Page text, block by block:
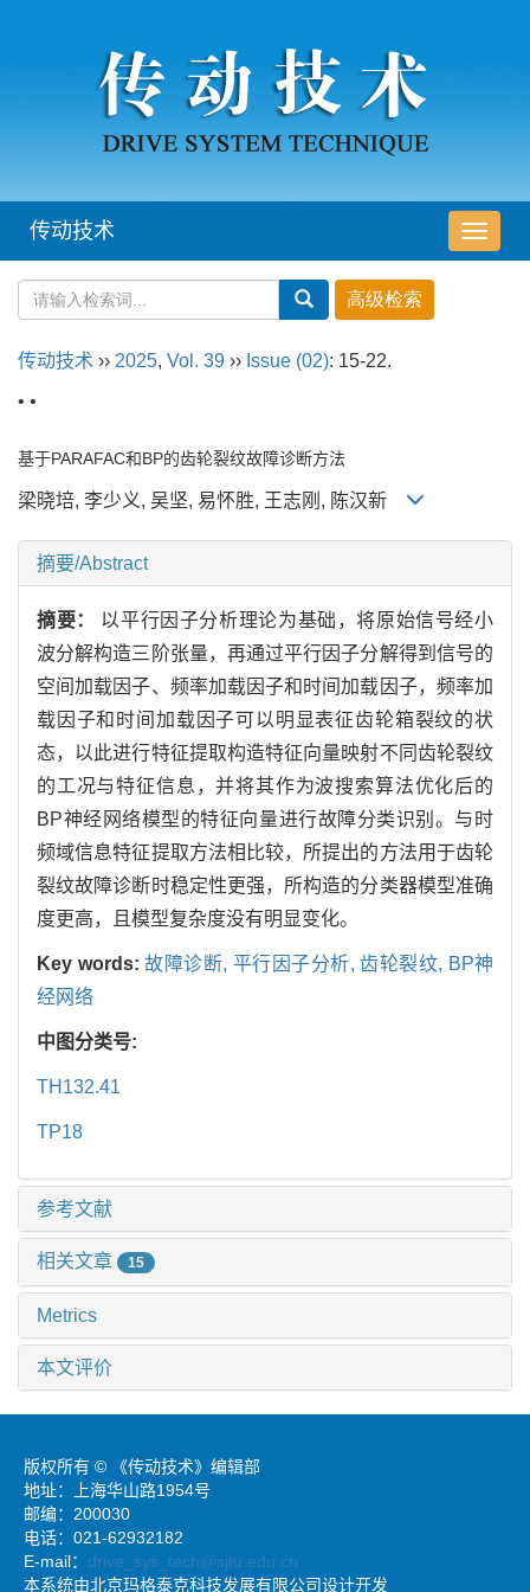
导
航
传动技术
传动技术 ›› 2025, Vol. 39 ›› Issue (02): 15-22.
• •
基于PARAFAC和BP的齿轮裂纹故障诊断方法
梁晓培, 李少义, 吴坚, 易怀胜, 王志刚, 陈汉新
摘要/Abstract
摘要： 以平行因子分析理论为基础，将原始信号经小
波分解构造三阶张量，再通过平行因子分解得到信号的
空间加载因子、频率加载因子和时间加载因子，频率加
载因子和时间加载因子可以明显表征齿轮箱裂纹的状
态，以此进行特征提取构造特征向量映射不同齿轮裂纹
的工况与特征信息，并将其作为波搜索算法优化后的
BP神经网络模型的特征向量进行故障分类识别。与时
频域信息特征提取方法相比较，所提出的方法用于齿轮
裂纹故障诊断时稳定性更强，所构造的分类器模型准确
度更高，且模型复杂度没有明显变化。
Key words: 故障诊断, 平行因子分析, 齿轮裂纹, BP神
经网络
中图分类号:
TH132.41
TP18
参考文献
相关文章 15
Metrics
本文评价
版权所有 © 《传动技术》编辑部
地址：上海华山路1954号
邮编：200030
电话：021-62932182
E-mail： drive_sys_tech@sjtu.edu.cn
本系统由北京玛格泰克科技发展有限公司设计开发